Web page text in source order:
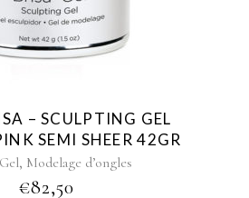
– SCULPTING GEL
SEMI SHEER 42GR
Gel, Modelage d’ongles
€82,50